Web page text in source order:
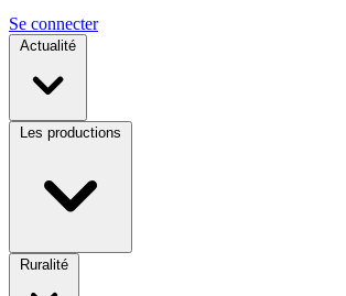
Se connecter
Actualité
Les productions
Ruralité